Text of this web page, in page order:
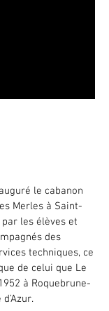
le cabanon
Merles à Saint-
les élèves et
des
techniques, ce
de celui que Le
à Roquebrune-